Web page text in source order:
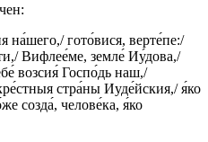
на́шего,/ гото́вися, верте́пе:/
Вифлее́ме, земле́ Иу́дова,/
возсия́ Госпо́дь наш,/
стра́ны Иуде́йския,/ я́ко
созда́, челове́ка, я́ко